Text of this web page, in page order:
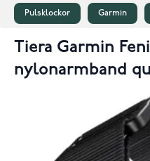
Pulsklockor Garmin
Tiera Garmin
nylonarmband